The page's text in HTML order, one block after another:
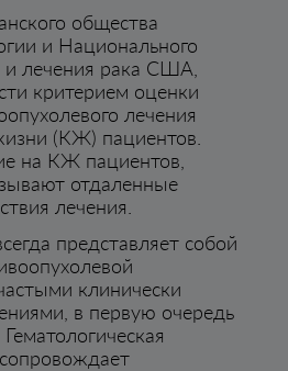
общества
и Национального
и лечения рака США,
критерием оценки
лечения
(КЖ) пациентов.
на КЖ пациентов,
отдаленные
лечения.
представляет собой
клинически
в первую очередь